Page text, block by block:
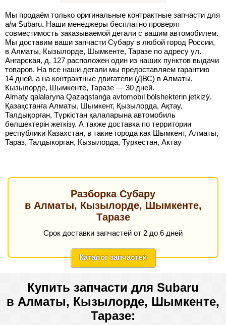
Мы продаём только оригинальные контрактные запчасти для
а/м Subaru. Наши менеджеры бесплатно проверят
совместимость заказываемой детали с вашим автомобилем.
Мы доставим ваши запчасти Субару в любой город России,
в Алматы, Кызылорде, Шымкенте, Таразе по адресу ул.
Ангарская, д. 127 расположен один из наших пунктов выдачи
товаров. На все наши детали мы предоставляем гарантию
14 дней, а на контрактные двигатели (ДВС) в Алматы,
Кызылорде, Шымкенте, Таразе — 30 дней.
Almaty qalalaryna Qazaqstanǵa avtomobıl bólshekterin jetkizý.
Қазақстанға Алматы, Шымкент, Қызылорда, Ақтау,
Талдықорған, Түркістан қалаларына автомобиль
бөлшектерін жеткізу. А также доставка по территории
республики Казахстан, в такие города как Шымкент, Алматы,
Тараз, Талдыкорган, Кызылорда, Туркестан, Актау
Разборка Субару
в Алматы, Кызылорде, Шымкенте,
Таразе
Срок доставки запчастей от 2 до 6 дней
Каталог запчастей
Купить запчасти для Subaru
в Алматы, Кызылорде, Шымкенте,
Таразе: